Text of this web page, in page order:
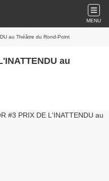
MENU
au Théâtre du Rond-Point
au